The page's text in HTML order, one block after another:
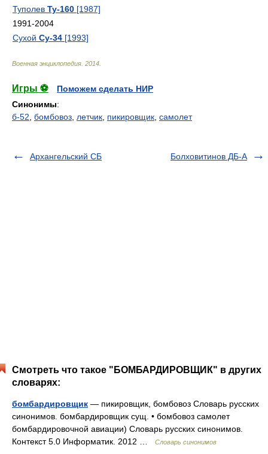
Туполев Ту-160 [1987]
1991-2004
Сухой Су-34 [1993]
Военная энциклопедия 2014
Игры ⚽
Поможем сделать НИР
Синонимы:
б-52 бомбовоз летчик пикировщик самолет
Архангельский СБ Болховитинов ДБ-А
Смотреть что такое "БОМБАРДИРОВЩИК" в других
словарях:
бомбардировщик — пикировщик, бомбовоз Словарь русских
синонимов. бомбардировщик сущ. • бомбовоз самолет
бомбардировочной авиации) Словарь русских синонимов.
Контекст 5.0 Информатик. 2012 …
Словарь синонимов